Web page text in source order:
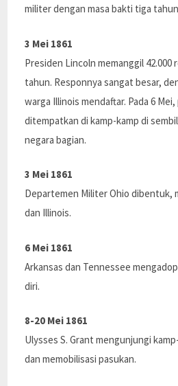
militer dengan masa bakti tiga
3 Mei 1861
Presiden Lincoln memanggil 42.000
tahun. Responnya sangat besar,
warga Illinois mendaftar. Pada 6
ditempatkan di kamp-kamp di
negara bagian.
3 Mei 1861
Departemen Militer Ohio dibentuk,
dan Illinois.
6 Mei 1861
Arkansas dan Tennessee
diri.
8-20 Mei 1861
Ulysses S. Grant mengunjungi
dan memobilisasi pasukan.